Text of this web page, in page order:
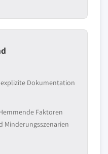
Dokumentation
Faktoren
Minderungsszenarien